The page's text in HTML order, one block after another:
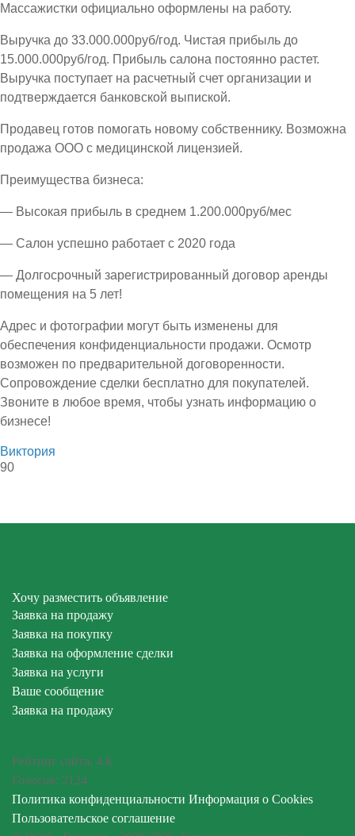
Массажистки официально оформлены на работу.
Выручка до 33.000.000руб/год. Чистая прибыль до
15.000.000руб/год. Прибыль салона постоянно растет.
Выручка поступает на расчетный счет организации и
подтверждается банковской выпиской.
Продавец готов помогать новому собственнику. Возможна
продажа ООО с медицинской лицензией.
Преимущества бизнеса:
— Высокая прибыль в среднем 1.200.000руб/мес
— Салон успешно работает с 2020 года
— Долгосрочный зарегистрированный договор аренды
помещения на 5 лет!
Адрес и фотографии могут быть изменены для
обеспечения конфиденциальности продажи. Осмотр
возможен по предварительной договоренности.
Сопровождение сделки бесплатно для покупателей.
Звоните в любое время, чтобы узнать информацию о
бизнесе!
Виктория
90
Хочу разместить объявление
Заявка на продажу
Заявка на покупку
Заявка на оформление сделки
Заявка на услуги
Ваше сообщение
Заявка на продажу
Рейтинг сайта: 4.8
Голосов: 2124
Политика конфиденциальности Информация о Cookies
Пользовательское соглашение